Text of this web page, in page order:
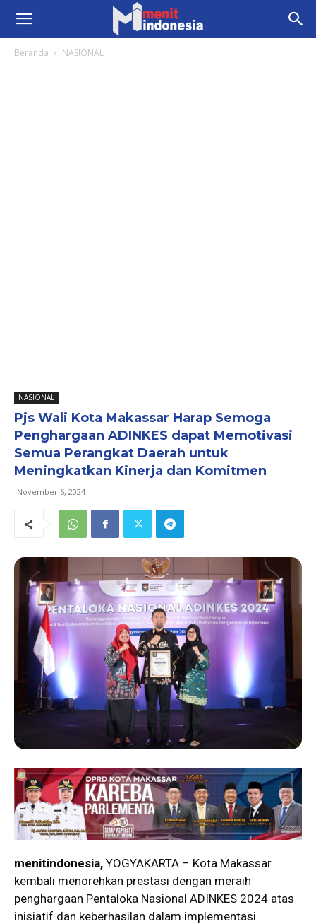
Beranda NASIONAL
NASIONAL
Pjs Wali Kota Makassar Harap Semoga
Penghargaan ADINKES dapat Memotivasi
Semua Perangkat Daerah untuk
Meningkatkan Kinerja dan Komitmen
November 6, 2024
menitindonesia, YOGYAKARTA – Kota Makassar
kembali menorehkan prestasi dengan meraih
penghargaan Pentaloka Nasional ADINKES 2024 atas
inisiatif dan keberhasilan dalam implementasi